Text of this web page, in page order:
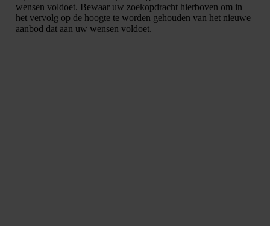
wensen voldoet. Bewaar uw zoekopdracht hierboven om in
het vervolg op de hoogte te worden gehouden van het nieuwe
aanbod dat aan uw wensen voldoet.